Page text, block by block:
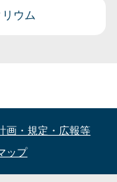
ウム
画・規定・広報等
ップ